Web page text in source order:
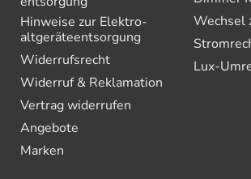
Hinweise zur Elektro­
altgeräte­entsorgung
Widerrufsrecht
Widerruf & Reklamation
Vertrag widerrufen
Angebote
Marken
Wechsel
Lux-